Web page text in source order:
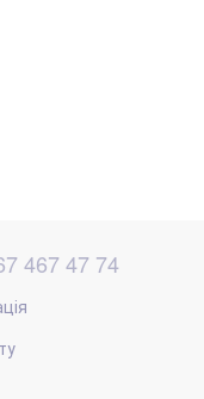
467 47 74